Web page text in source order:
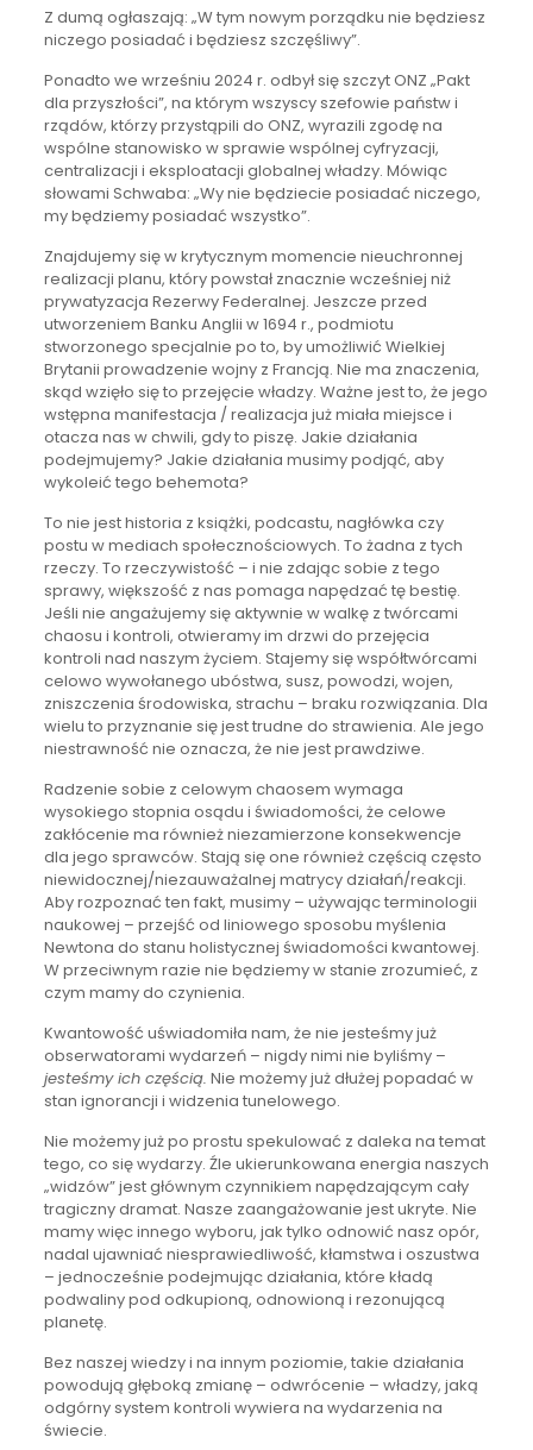
Z dumą ogłaszają: „W tym nowym porządku nie będziesz
niczego posiadać i będziesz szczęśliwy”.
Ponadto we wrześniu 2024 r. odbył się szczyt ONZ „Pakt
dla przyszłości”, na którym wszyscy szefowie państw i
rządów, którzy przystąpili do ONZ, wyrazili zgodę na
wspólne stanowisko w sprawie wspólnej cyfryzacji,
centralizacji i eksploatacji globalnej władzy. Mówiąc
słowami Schwaba: „Wy nie będziecie posiadać niczego,
my będziemy posiadać wszystko”.
Znajdujemy się w krytycznym momencie nieuchronnej
realizacji planu, który powstał znacznie wcześniej niż
prywatyzacja Rezerwy Federalnej. Jeszcze przed
utworzeniem Banku Anglii w 1694 r., podmiotu
stworzonego specjalnie po to, by umożliwić Wielkiej
Brytanii prowadzenie wojny z Francją. Nie ma znaczenia,
skąd wzięło się to przejęcie władzy. Ważne jest to, że jego
wstępna manifestacja / realizacja już miała miejsce i
otacza nas w chwili, gdy to piszę. Jakie działania
podejmujemy? Jakie działania musimy podjąć, aby
wykoleić tego behemota?
To nie jest historia z książki, podcastu, nagłówka czy
postu w mediach społecznościowych. To żadna z tych
rzeczy. To rzeczywistość – i nie zdając sobie z tego
sprawy, większość z nas pomaga napędzać tę bestię.
Jeśli nie angażujemy się aktywnie w walkę z twórcami
chaosu i kontroli, otwieramy im drzwi do przejęcia
kontroli nad naszym życiem. Stajemy się współtwórcami
celowo wywołanego ubóstwa, susz, powodzi, wojen,
zniszczenia środowiska, strachu – braku rozwiązania. Dla
wielu to przyznanie się jest trudne do strawienia. Ale jego
niestrawność nie oznacza, że nie jest prawdziwe.
Radzenie sobie z celowym chaosem wymaga
wysokiego stopnia osądu i świadomości, że celowe
zakłócenie ma również niezamierzone konsekwencje
dla jego sprawców. Stają się one również częścią często
niewidocznej/niezauważalnej matrycy działań/reakcji.
Aby rozpoznać ten fakt, musimy – używając terminologii
naukowej – przejść od liniowego sposobu myślenia
Newtona do stanu holistycznej świadomości kwantowej.
W przeciwnym razie nie będziemy w stanie zrozumieć, z
czym mamy do czynienia.
Kwantowość uświadomiła nam, że nie jesteśmy już
obserwatorami wydarzeń – nigdy nimi nie byliśmy –
jesteśmy ich częścią. Nie możemy już dłużej popadać w
stan ignorancji i widzenia tunelowego.
Nie możemy już po prostu spekulować z daleka na temat
tego, co się wydarzy. Źle ukierunkowana energia naszych
„widzów” jest głównym czynnikiem napędzającym cały
tragiczny dramat. Nasze zaangażowanie jest ukryte. Nie
mamy więc innego wyboru, jak tylko odnowić nasz opór,
nadal ujawniać niesprawiedliwość, kłamstwa i oszustwa
– jednocześnie podejmując działania, które kładą
podwaliny pod odkupioną, odnowioną i rezonującą
planetę.
Bez naszej wiedzy i na innym poziomie, takie działania
powodują głęboką zmianę – odwrócenie – władzy, jaką
odgórny system kontroli wywiera na wydarzenia na
świecie.